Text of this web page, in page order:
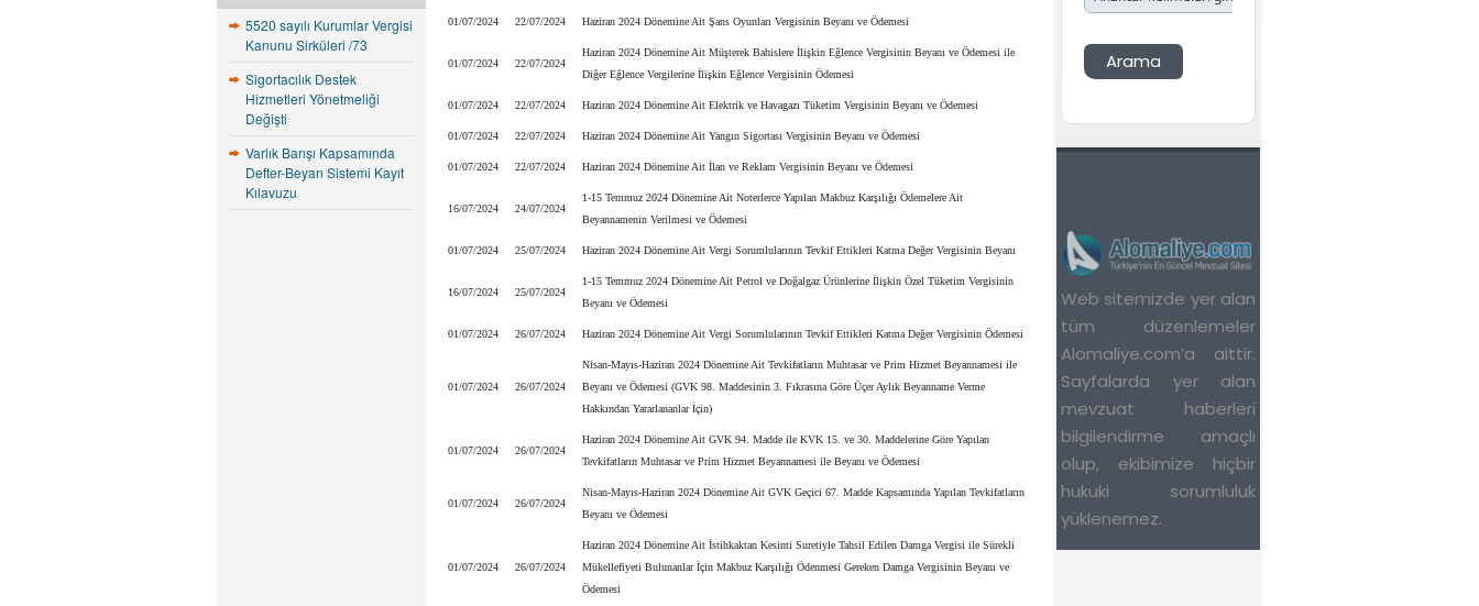
5520 sayılı Kurumlar Vergisi
Kanunu Sirküleri /73
Sigortacılık Destek
Hizmetleri Yönetmeliği
Değişti
Varlık Barışı Kapsamında
Defter-Beyan Sistemi Kayıt
Kılavuzu
01/07/2024 22/07/2024 Haziran 2024 Dönemine Ait Şans Oyunları Vergisinin Beyanı ve Ödemesi
01/07/2024 22/07/2024
Haziran 2024 Dönemine Ait Müşterek Bahislere İlişkin Eğlence Vergisinin Beyanı ve Ödemesi ile
Diğer Eğlence Vergilerine İlişkin Eğlence Vergisinin Ödemesi
01/07/2024 22/07/2024 Haziran 2024 Dönemine Ait Elektrik ve Havagazı Tüketim Vergisinin Beyanı ve Ödemesi
01/07/2024 22/07/2024 Haziran 2024 Dönemine Ait Yangın Sigortası Vergisinin Beyanı ve Ödemesi
01/07/2024 22/07/2024 Haziran 2024 Dönemine Ait İlan ve Reklam Vergisinin Beyanı ve Ödemesi
16/07/2024 24/07/2024
1-15 Temmuz 2024 Dönemine Ait Noterlerce Yapılan Makbuz Karşılığı Ödemelere Ait
Beyannamenin Verilmesi ve Ödemesi
01/07/2024 25/07/2024 Haziran 2024 Dönemine Ait Vergi Sorumlularının Tevkif Ettikleri Katma Değer Vergisinin Beyanı
16/07/2024 25/07/2024
1-15 Temmuz 2024 Dönemine Ait Petrol ve Doğalgaz Ürünlerine İlişkin Özel Tüketim Vergisinin
Beyanı ve Ödemesi
01/07/2024 26/07/2024 Haziran 2024 Dönemine Ait Vergi Sorumlularının Tevkif Ettikleri Katma Değer Vergisinin Ödemesi
01/07/2024 26/07/2024
Nisan-Mayıs-Haziran 2024 Dönemine Ait Tevkifatların Muhtasar ve Prim Hizmet Beyannamesi ile
Beyanı ve Ödemesi (GVK 98. Maddesinin 3. Fıkrasına Göre Üçer Aylık Beyanname Verme
Hakkından Yararlananlar İçin)
01/07/2024 26/07/2024
Haziran 2024 Dönemine Ait GVK 94. Madde ile KVK 15. ve 30. Maddelerine Göre Yapılan
Tevkifatların Muhtasar ve Prim Hizmet Beyannamesi ile Beyanı ve Ödemesi
01/07/2024 26/07/2024
Nisan-Mayıs-Haziran 2024 Dönemine Ait GVK Geçici 67. Madde Kapsamında Yapılan Tevkifatların
Beyanı ve Ödemesi
01/07/2024 26/07/2024
Haziran 2024 Dönemine Ait İstihkaktan Kesinti Suretiyle Tahsil Edilen Damga Vergisi ile Sürekli
Mükellefiyeti Bulunanlar İçin Makbuz Karşılığı Ödenmesi Gereken Damga Vergisinin Beyanı ve
Ödemesi